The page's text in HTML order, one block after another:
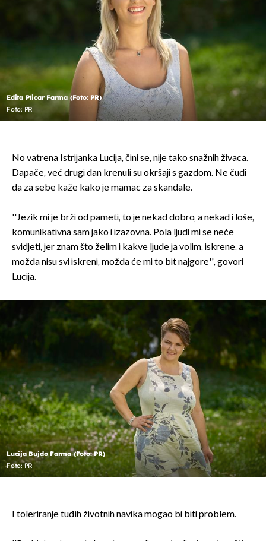
Edita Pticar Farma (Foto: PR)
Foto: PR
No vatrena Istrijanka Lucija, čini se, nije tako snažnih živaca.
Dapače, već drugi dan krenuli su okršaji s gazdom. Ne čudi
da za sebe kaže kako je mamac za skandale.
''Jezik mi je brži od pameti, to je nekad dobro, a nekad i loše,
komunikativna sam jako i izazovna. Pola ljudi mi se neće
svidjeti, jer znam što želim i kakve ljude ja volim, iskrene, a
možda nisu svi iskreni, možda će mi to bit najgore'', govori
Lucija.
Lucija Bujdo Farma (Foto: PR)
Foto: PR
I toleriranje tuđih životnih navika mogao bi biti problem.